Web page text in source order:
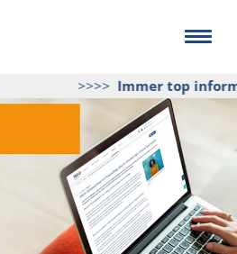
>>>>Immer top